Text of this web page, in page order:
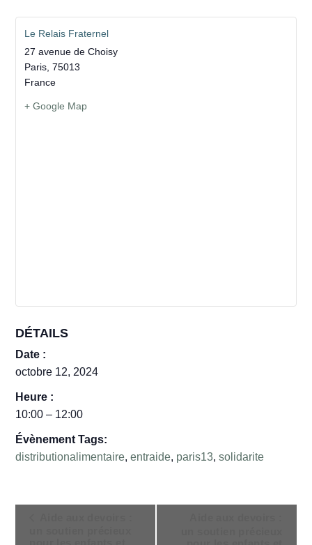
DÉTAILS
Date :
octobre 12, 2024
Heure :
10:00 – 12:00
Évènement Tags:
distributionalimentaire,entraide, paris13,solidarite
Le Relais Fraternel
27 avenue de Choisy
Paris 75013
France
+ Google Map